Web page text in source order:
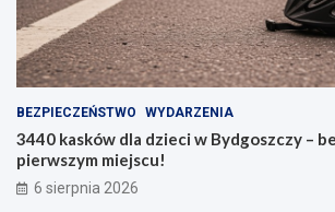
BEZPIECZEŃSTWO WYDARZENIA
3440 kasków dla dzieci w Bydgoszczy –
pierwszym miejscu!
6 sierpnia 2026